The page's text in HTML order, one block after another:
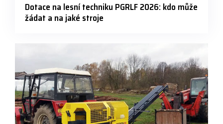
Dotace na lesní techniku PGRLF 2026: kdo může
žádat a na jaké stroje